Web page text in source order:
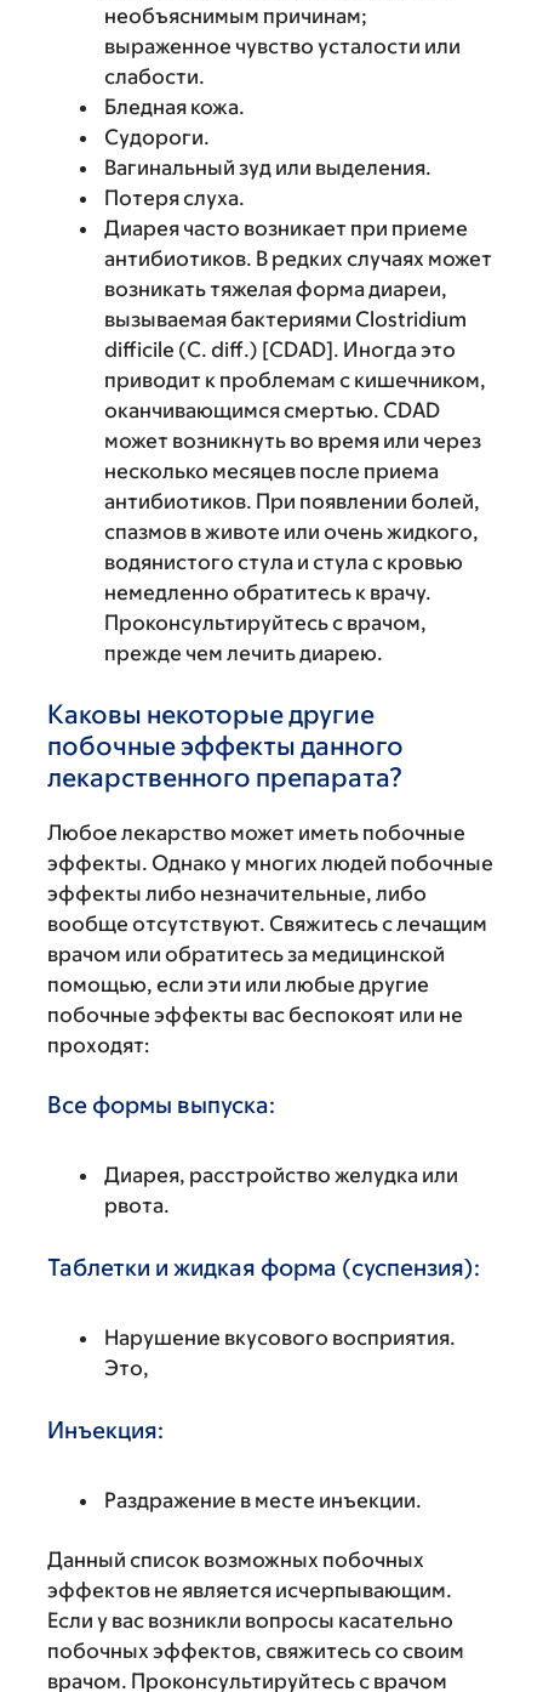
необъяснимым причинам;
выраженное чувство усталости или
слабости.
Бледная кожа.
Судороги.
Вагинальный зуд или выделения.
Потеря слуха.
Диарея часто возникает при приеме
антибиотиков. В редких случаях может
возникать тяжелая форма диареи,
вызываемая бактериями Clostridium
difficile (C. diff.) [CDAD]. Иногда это
приводит к проблемам с кишечником,
оканчивающимся смертью. CDAD
может возникнуть во время или через
несколько месяцев после приема
антибиотиков. При появлении болей,
спазмов в животе или очень жидкого,
водянистого стула и стула с кровью
немедленно обратитесь к врачу.
Проконсультируйтесь с врачом,
прежде чем лечить диарею.
Каковы некоторые другие
побочные эффекты данного
лекарственного препарата?
Любое лекарство может иметь побочные
эффекты. Однако у многих людей побочные
эффекты либо незначительные, либо
вообще отсутствуют. Свяжитесь с лечащим
врачом или обратитесь за медицинской
помощью, если эти или любые другие
побочные эффекты вас беспокоят или не
проходят:
Все формы выпуска:
Диарея, расстройство желудка или
рвота.
Таблетки и жидкая форма (суспензия):
Нарушение вкусового восприятия.
Это,
Инъекция:
Раздражение в месте инъекции.
Данный список возможных побочных
эффектов не является исчерпывающим.
Если у вас возникли вопросы касательно
побочных эффектов, свяжитесь со своим
врачом. Проконсультируйтесь с врачом